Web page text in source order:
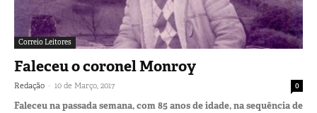
Correio Leitores
Faleceu o coronel Monroy
Redação - 10 de Março, 2017 0
Faleceu na passada semana, com 85 anos de idade, na sequência de